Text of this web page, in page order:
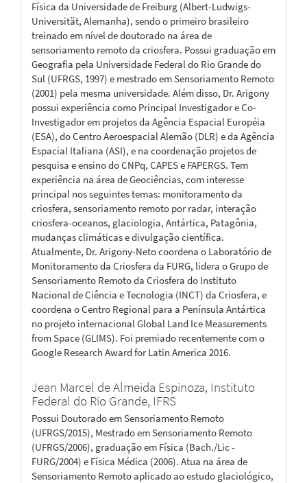
Física da Universidade de Freiburg (Albert-Ludwigs-
Universität, Alemanha), sendo o primeiro brasileiro
treinado em nível de doutorado na área de
sensoriamento remoto da criosfera. Possui graduação em
Geografia pela Universidade Federal do Rio Grande do
Sul (UFRGS, 1997) e mestrado em Sensoriamento Remoto
(2001) pela mesma universidade. Além disso, Dr. Arigony
possui experiência como Principal Investigador e Co-
Investigador em projetos da Agência Espacial Européia
(ESA), do Centro Aeroespacial Alemão (DLR) e da Agência
Espacial Italiana (ASI), e na coordenação projetos de
pesquisa e ensino do CNPq, CAPES e FAPERGS. Tem
experiência na área de Geociências, com interesse
principal nos seguintes temas: monitoramento da
criosfera, sensoriamento remoto por radar, interação
criosfera-oceanos, glaciologia, Antártica, Patagônia,
mudanças climáticas e divulgação científica.
Atualmente, Dr. Arigony-Neto coordena o Laboratório de
Monitoramento da Criosfera da FURG, lidera o Grupo de
Sensoriamento Remoto da Criosfera do Instituto
Nacional de Ciência e Tecnologia (INCT) da Criosfera, e
coordena o Centro Regional para a Península Antártica
no projeto internacional Global Land Ice Measurements
from Space (GLIMS). Foi premiado recentemente com o
Google Research Award for Latin America 2016.
Jean Marcel de Almeida Espinoza, Instituto
Federal do Rio Grande, IFRS
Possui Doutorado em Sensoriamento Remoto
(UFRGS/2015), Mestrado em Sensoriamento Remoto
(UFRGS/2006), graduação em Física (Bach./Lic -
FURG/2004) e Física Médica (2006). Atua na área de
Sensoriamento Remoto aplicado ao estudo glaciológico,